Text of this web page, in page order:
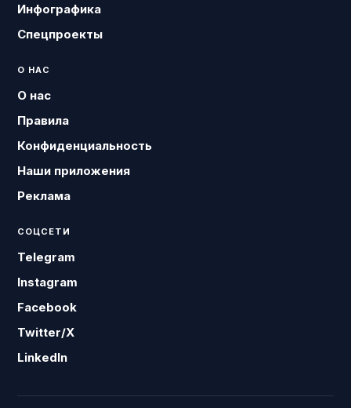
Инфографика
Спецпроекты
О НАС
О нас
Правила
Конфиденциальность
Наши приложения
Реклама
СОЦСЕТИ
Telegram
Instagram
Facebook
Twitter/X
LinkedIn